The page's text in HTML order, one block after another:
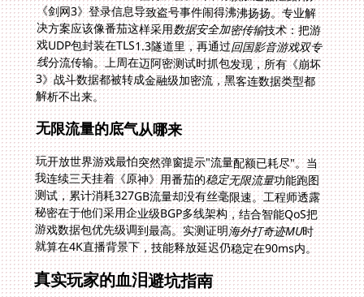
决方案应该像番茄这样采用数据安全加密传输技术：把游
戏UDP包封装在TLS1.3隧道里，再通过回国影音游戏双专
线分流传输。上周在迈阿密测试时抓包发现，所有《崩坏
3》战斗数据都被转成金融级加密流，黑客连数据类型都
解析不出来。
无限流量的底气从哪来
玩开放世界游戏最怕突然弹窗提示"流量配额已耗尽"。当
我连续三天挂着《原神》用番茄的稳定无限流量功能跑图
测试，累计消耗327GB流量却没有丝毫限速。工程师透露
秘密在于他们采用企业级BGP多线架构，结合智能QoS把
游戏数据包优先级调到最高。实测证明海外打奇迹MU时
就算在4K直播背景下，技能释放延迟仍稳定在90ms内。
真实玩家的血泪避坑指南